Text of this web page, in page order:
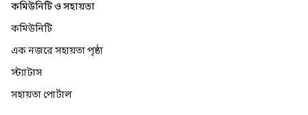
কমিউনিটি ও সহায়তা
কমিউনিটি
এক নজরে সহায়তা পৃষ্ঠা
স্ট্যাটাস
সহায়তা পোর্টাল